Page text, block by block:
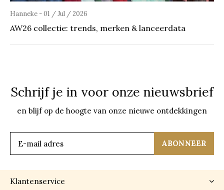
Hanneke - 01 / Jul / 2026
AW26 collectie: trends, merken & lanceerdata
Schrijf je in voor onze nieuwsbrief
en blijf op de hoogte van onze nieuwe ontdekkingen
ABONNEER
Klantenservice